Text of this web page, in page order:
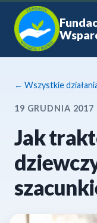
← Wszystkie
19 GRUDNIA 2017
Jak